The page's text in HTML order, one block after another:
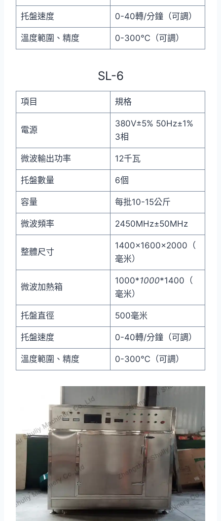
托盤速度 0-40轉/分鐘（可調）
溫度範圍、精度 0-300℃（可調）
SL-6
項目 規格
電源
380V±5% 50Hz±1%
3相
微波輸出功率 12千瓦
托盤數量 6個
容量 每批10-15公斤
微波頻率 2450MHz±50MHz
整體尺寸
1400×1600×2000（
毫米）
微波加熱箱
1000*1000*1400（
毫米）
托盤直徑 500毫米
托盤速度 0-40轉/分鐘（可調）
溫度範圍、精度 0-300℃（可調）